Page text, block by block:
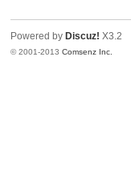
Powered by Discuz! X3.2
© 2001-2013Comsenz Inc.